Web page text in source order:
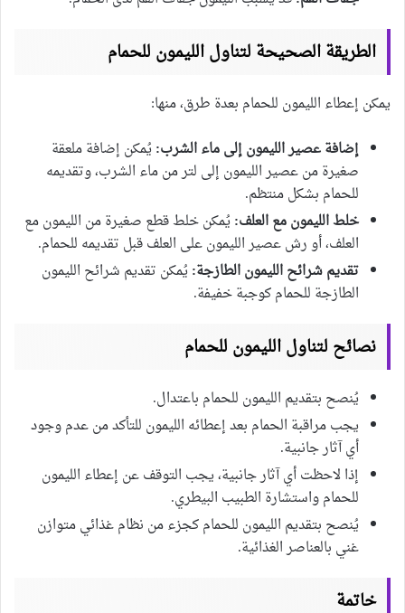
الطريقة الصحيحة لتناول الليمون للحمام
يمكن إعطاء الليمون للحمام بعدة طرق، منها:
إضافة عصير الليمون إلى ماء الشرب:يُمكن إضافة ملعقة
صغيرة من عصير الليمون إلى لتر من ماء الشرب، وتقديمه
للحمام بشكل منتظم.
خلط الليمون مع العلف:يُمكن خلط قطع صغيرة من الليمون مع
العلف، أو رش عصير الليمون على العلف قبل تقديمه للحمام.
تقديم شرائح الليمون الطازجة:يُمكن تقديم شرائح الليمون
الطازجة للحمام كوجبة خفيفة.
نصائح لتناول الليمون للحمام
يُنصح بتقديم الليمون للحمام باعتدال.
يجب مراقبة الحمام بعد إعطائه الليمون للتأكد من عدم وجود
أي آثار جانبية.
إذا لاحظت أي آثار جانبية، يجب التوقف عن إعطاء الليمون
للحمام واستشارة الطبيب البيطري.
يُنصح بتقديم الليمون للحمام كجزء من نظام غذائي متوازن
غني بالعناصر الغذائية.
خاتمة